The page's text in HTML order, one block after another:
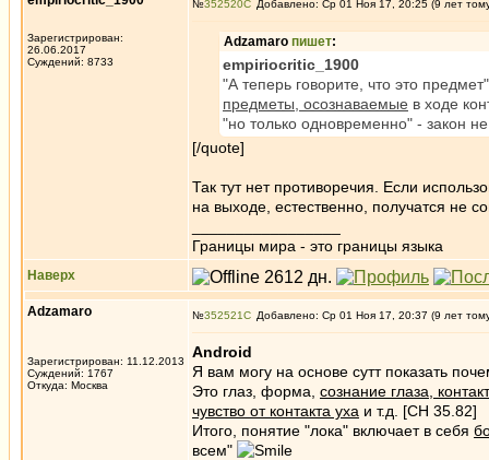
Зарегистрирован:
26.06.2017
Суждений: 8733
№352520 Добавлено: Ср 01 Ноя 17, 20:25 (9 лет
Adzamaro пишет:
empiriocritic_1900
"А теперь говорите, что это
предметы, осознаваемые в ходе
"но только одновременно" - закон
[/quote]
Так тут нет противоречия. Если
на выходе, естественно, получатся не
Границы мира - это границы языка
Наверх
Adzamaro
Зарегистрирован: 11.12.2013
Суждений: 1767
Откуда: Москва
№352521 Добавлено: Ср 01 Ноя 17, 20:37 (9 лет
Android
Я вам могу на основе сутт показать
Это глаз, форма, сознание глаза,
чувство от контакта уха и т.д. [СН 35.82]
Итого, понятие "лока" включает в себя
всем"